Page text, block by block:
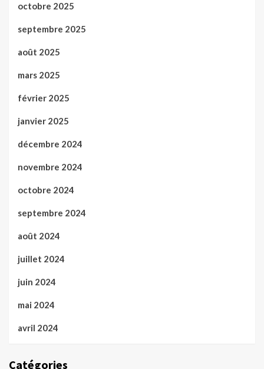
octobre 2025
septembre 2025
août 2025
mars 2025
février 2025
janvier 2025
décembre 2024
novembre 2024
octobre 2024
septembre 2024
août 2024
juillet 2024
juin 2024
mai 2024
avril 2024
Catégories